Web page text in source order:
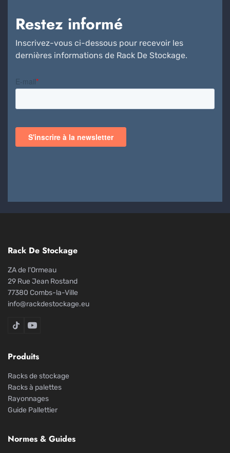
Restez informé
Inscrivez-vous ci-dessous pour recevoir les
dernières informations de Rack De Stockage.
Rack De Stockage
ZA de l'Ormeau
29 Rue Jean Rostand
77380 Combs-la-Ville
info@rackdestockage.eu
Rack De Stockage sur TikTok
Rack De Stockage sur YouTube
Produits
Racks de stockage
Racks à palettes
Rayonnages
Guide Pallettier
Normes & Guides